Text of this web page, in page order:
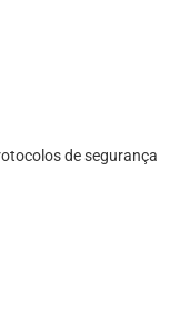
de segurança